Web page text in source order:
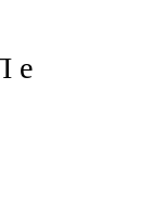
е